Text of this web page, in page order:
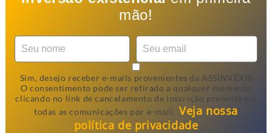
mão!
Sim, desejo receber e-mails provenientes da ASSINVÉXIS.
O consentimento pode ser retirado a qualquer momento
clicando no link de cancelamento de inscrição presente em
todas as comunicações por e-mail. Veja nossa
política de privacidade